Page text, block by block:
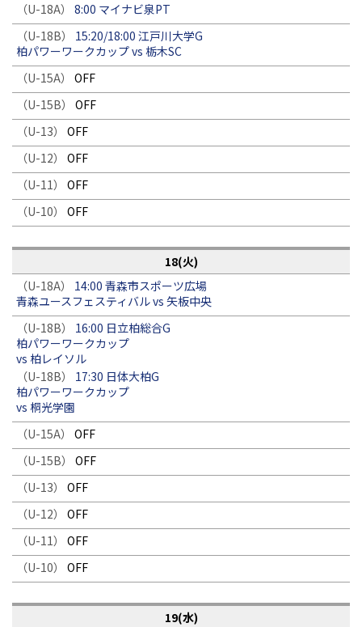
（U-18A）
8:00 マイナビ泉PT
（U-18B）
15:20/18:00 江戸川大学G
柏パワーワークカップ vs 栃木SC
（U-15A）
OFF
（U-15B）
OFF
（U-13）
OFF
（U-12）
OFF
（U-11）
OFF
（U-10）
OFF
18(火)
（U-18A）
14:00 青森市スポーツ広場
青森ユースフェスティバル vs 矢板中央
（U-18B）
16:00 日立柏総合G
柏パワーワークカップ
vs 柏レイソル
（U-18B）
17:30 日体大柏G
柏パワーワークカップ
vs 桐光学園
（U-15A）
OFF
（U-15B）
OFF
（U-13）
OFF
（U-12）
OFF
（U-11）
OFF
（U-10）
OFF
19(水)